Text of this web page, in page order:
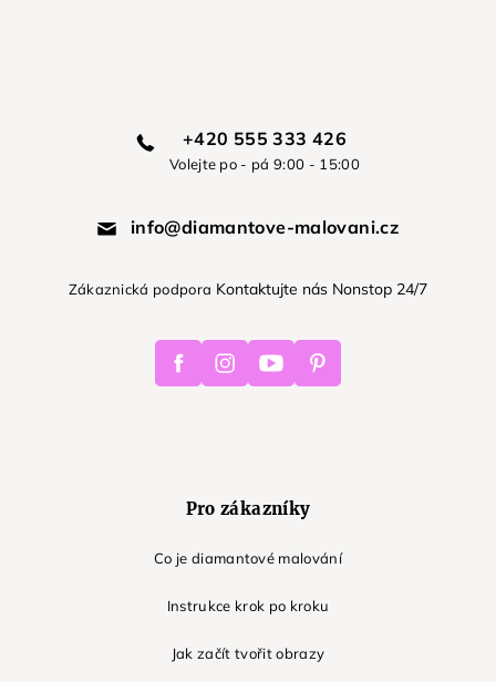
+420 555 333 426
Volejte po - pá 9:00 - 15:00
info@diamantove-malovani.cz
Zákaznická podpora Kontaktujte nás Nonstop 24/7
FacebookInstagramYoutube Pinterest
Pro zákazníky
Co je diamantové malování
Instrukce krok po kroku
Jak začít tvořit obrazy